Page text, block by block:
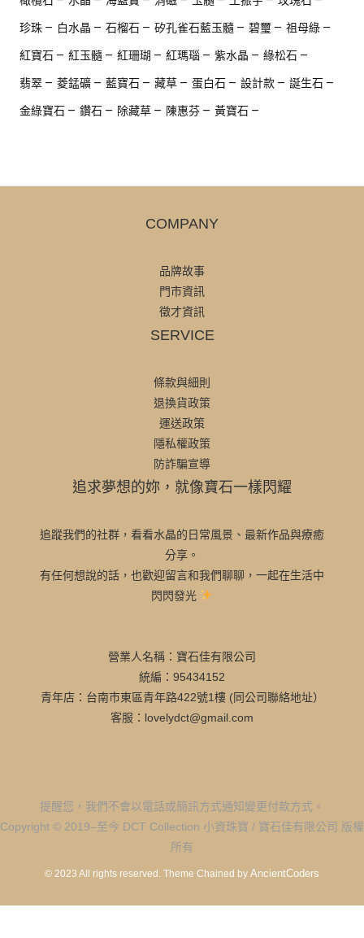
珍珠 白水晶 石榴石 矽孔雀石藍玉髓 碧璽 祖母綠
紅寶石 紅玉髓 紅珊瑚 紅瑪瑙 紫水晶 綠松石
翡翠 菱錳礦 藍寶石 藏草 蛋白石 設計款 誕生石
金綠寶石 鑽石 除藏草 陳惠芬 黃寶石
COMPANY
品牌故事
門市資訊
徵才資訊
SERVICE
條款與細則
退換貨政策
運送政策
隱私權政策
防詐騙宣導
追求夢想的妳，就像寶石一樣閃耀
追蹤我們的社群，看看水晶的日常風景、最新作品與療癒
分享。
有任何想說的話，也歡迎留言和我們聊聊，一起在生活中
閃閃發光
營業人名稱：寶石佳有限公司
統編：95434152
青年店：台南市東區青年路422號1樓 (同公司聯絡地址）
客服：lovelydct@gmail.com
提醒您，我們不會以電話或簡訊方式通知變更付款方式。
Copyright © 2019–至今 DCT Collection 小資珠寶 / 寶石佳有限公司 版權
所有
© 2023 All rights reserved. Theme Chained by AncientCoders